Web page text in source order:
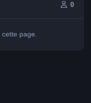
0
page.